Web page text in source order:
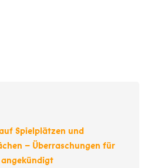
Spielplätzen und
– Überraschungen für